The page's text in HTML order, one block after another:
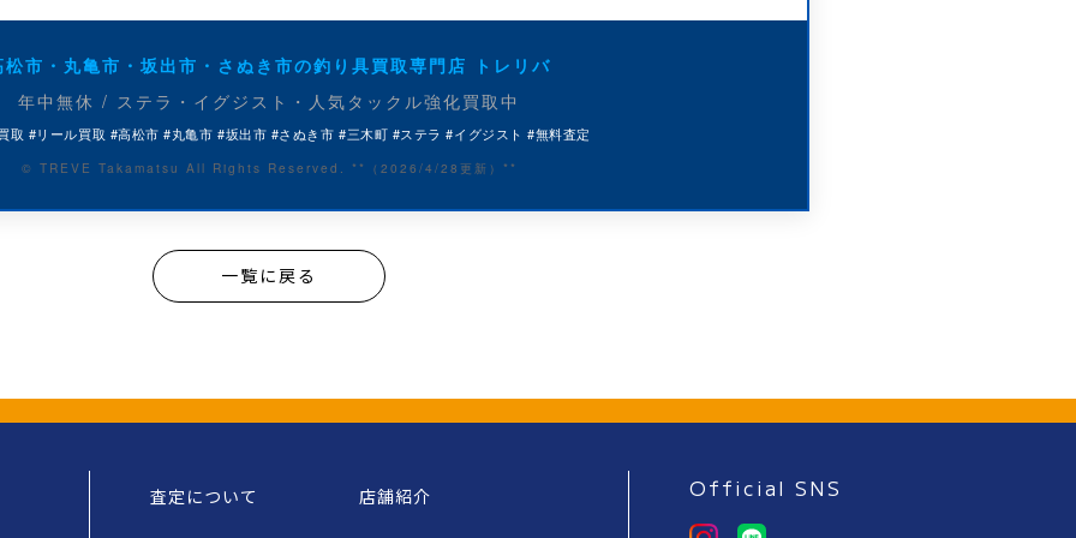
松市・丸亀市・坂出市・さぬき市の釣り具買取専門店 トレリバ
年中無休 / ステラ・イグジスト・人気タックル強化買取中
取 #リール買取 #高松市 #丸亀市 #坂出市 #さぬき市 #三木町 #ステラ #イグジスト #無料査定
© TREVE Takamatsu All Rights Reserved. **（2026/4/28更新）**
一覧に戻る
査定について 店舗紹介 Official SNS